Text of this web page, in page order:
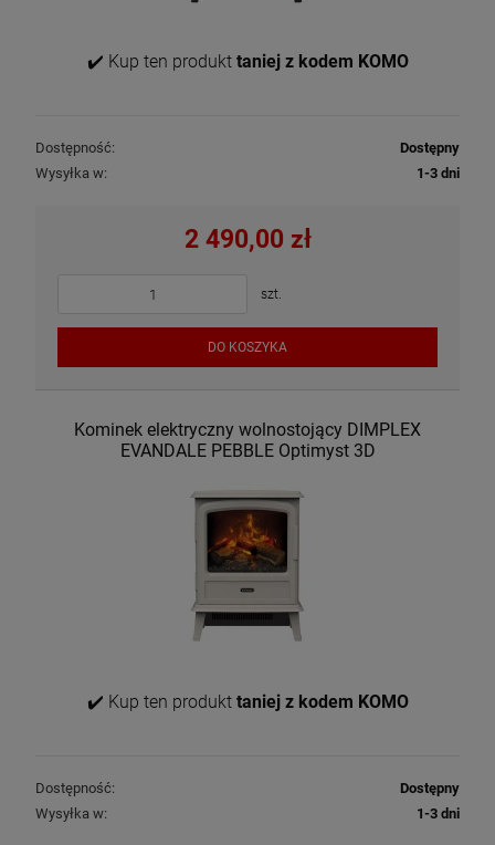
✔️ Kup ten produkt taniej z kodem KOMO
Dostępność:
Dostępny
Wysyłka w:
1-3 dni
2 490,00 zł
szt.
DO KOSZYKA
Kominek elektryczny wolnostojący DIMPLEX
EVANDALE PEBBLE Optimyst 3D
✔️ Kup ten produkt taniej z kodem KOMO
Dostępność:
Dostępny
Wysyłka w:
1-3 dni